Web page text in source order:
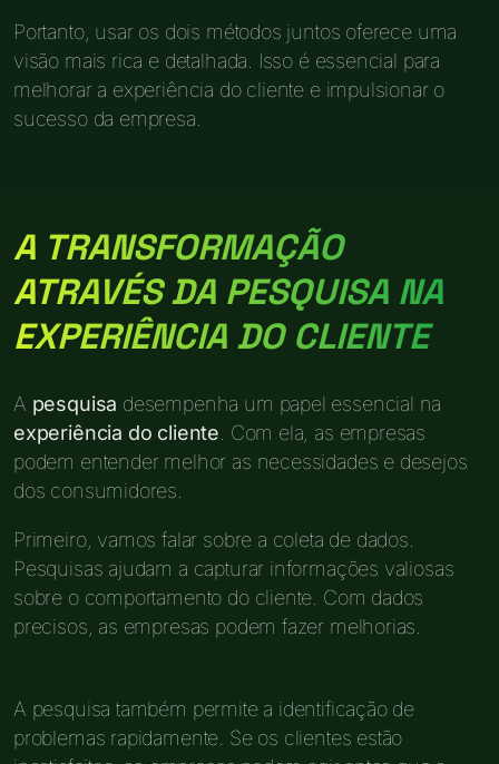
Portanto, usar os dois métodos juntos oferece uma
visão mais rica e detalhada. Isso é essencial para
melhorar a experiência do cliente e impulsionar o
sucesso da empresa.
A TRANSFORMAÇÃO
ATRAVÉS DA PESQUISA NA
EXPERIÊNCIA DO CLIENTE
A pesquisa desempenha um papel essencial na
experiência do cliente . Com ela, as empresas
podem entender melhor as necessidades e desejos
dos consumidores.
Primeiro, vamos falar sobre a coleta de dados.
Pesquisas ajudam a capturar informações valiosas
sobre o comportamento do cliente. Com dados
precisos, as empresas podem fazer melhorias.
A pesquisa também permite a identificação de
problemas rapidamente. Se os clientes estão